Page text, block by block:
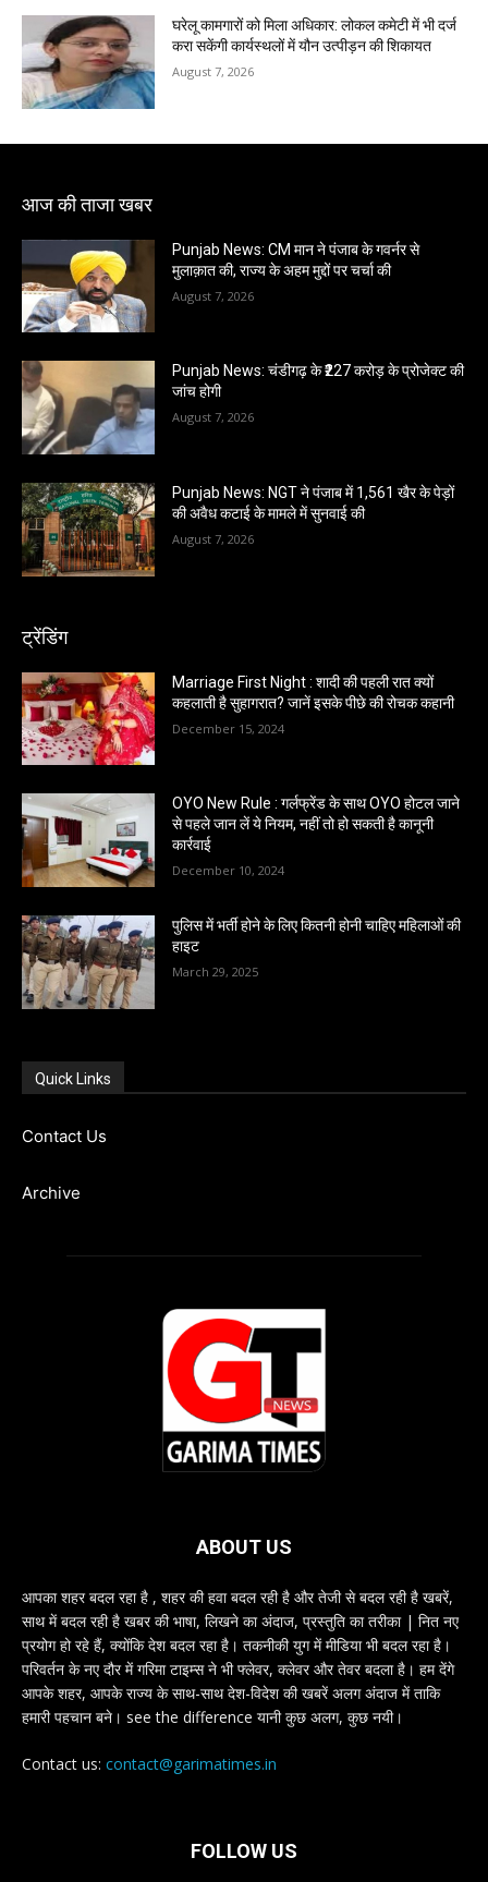
घरेलू कामगारों को मिला अधिकार: लोकल कमेटी में भी दर्ज
करा सकेंगी कार्यस्थलों में यौन उत्पीड़न की शिकायत
August 7, 2026
आज की ताजा खबर
Punjab News: CM मान ने पंजाब के गवर्नर से
मुलाक़ात की, राज्य के अहम मुद्दों पर चर्चा की
August 7, 2026
Punjab News: चंडीगढ़ के ₹227 करोड़ के प्रोजेक्ट की
जांच होगी
August 7, 2026
Punjab News: NGT ने पंजाब में 1,561 खैर के पेड़ों
की अवैध कटाई के मामले में सुनवाई की
August 7, 2026
ट्रेंडिंग
Marriage First Night : शादी की पहली रात क्यों
कहलाती है सुहागरात? जानें इसके पीछे की रोचक कहानी
December 15, 2024
OYO New Rule : गर्लफ्रेंड के साथ OYO होटल जाने
से पहले जान लें ये नियम, नहीं तो हो सकती है कानूनी
कार्रवाई
December 10, 2024
पुलिस में भर्ती होने के लिए कितनी होनी चाहिए महिलाओं की
हाइट
March 29, 2025
Quick Links
Contact Us
Archive
ABOUT US
आपका शहर बदल रहा है , शहर की हवा बदल रही है और तेजी से बदल रही है खबरें,
साथ में बदल रही है खबर की भाषा, लिखने का अंदाज, प्रस्तुति का तरीका | नित नए
प्रयोग हो रहे हैं, क्योंकि देश बदल रहा है। तकनीकी युग में मीडिया भी बदल रहा है।
परिवर्तन के नए दौर में गरिमा टाइम्स ने भी फ्लेवर, क्लेवर और तेवर बदला है। हम देंगे
आपके शहर, आपके राज्य के साथ-साथ देश-विदेश की खबरें अलग अंदाज में ताकि
हमारी पहचान बने। see the difference यानी कुछ अलग, कुछ नयी।
Contact us: contact@garimatimes.in
FOLLOW US